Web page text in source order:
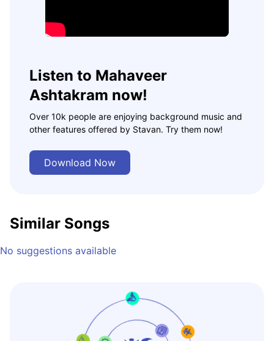
Listen to Mahaveer
Ashtakram now!
Over 10k people are enjoying background music and
other features offered by Stavan. Try them now!
Download Now
Similar Songs
No suggestions available